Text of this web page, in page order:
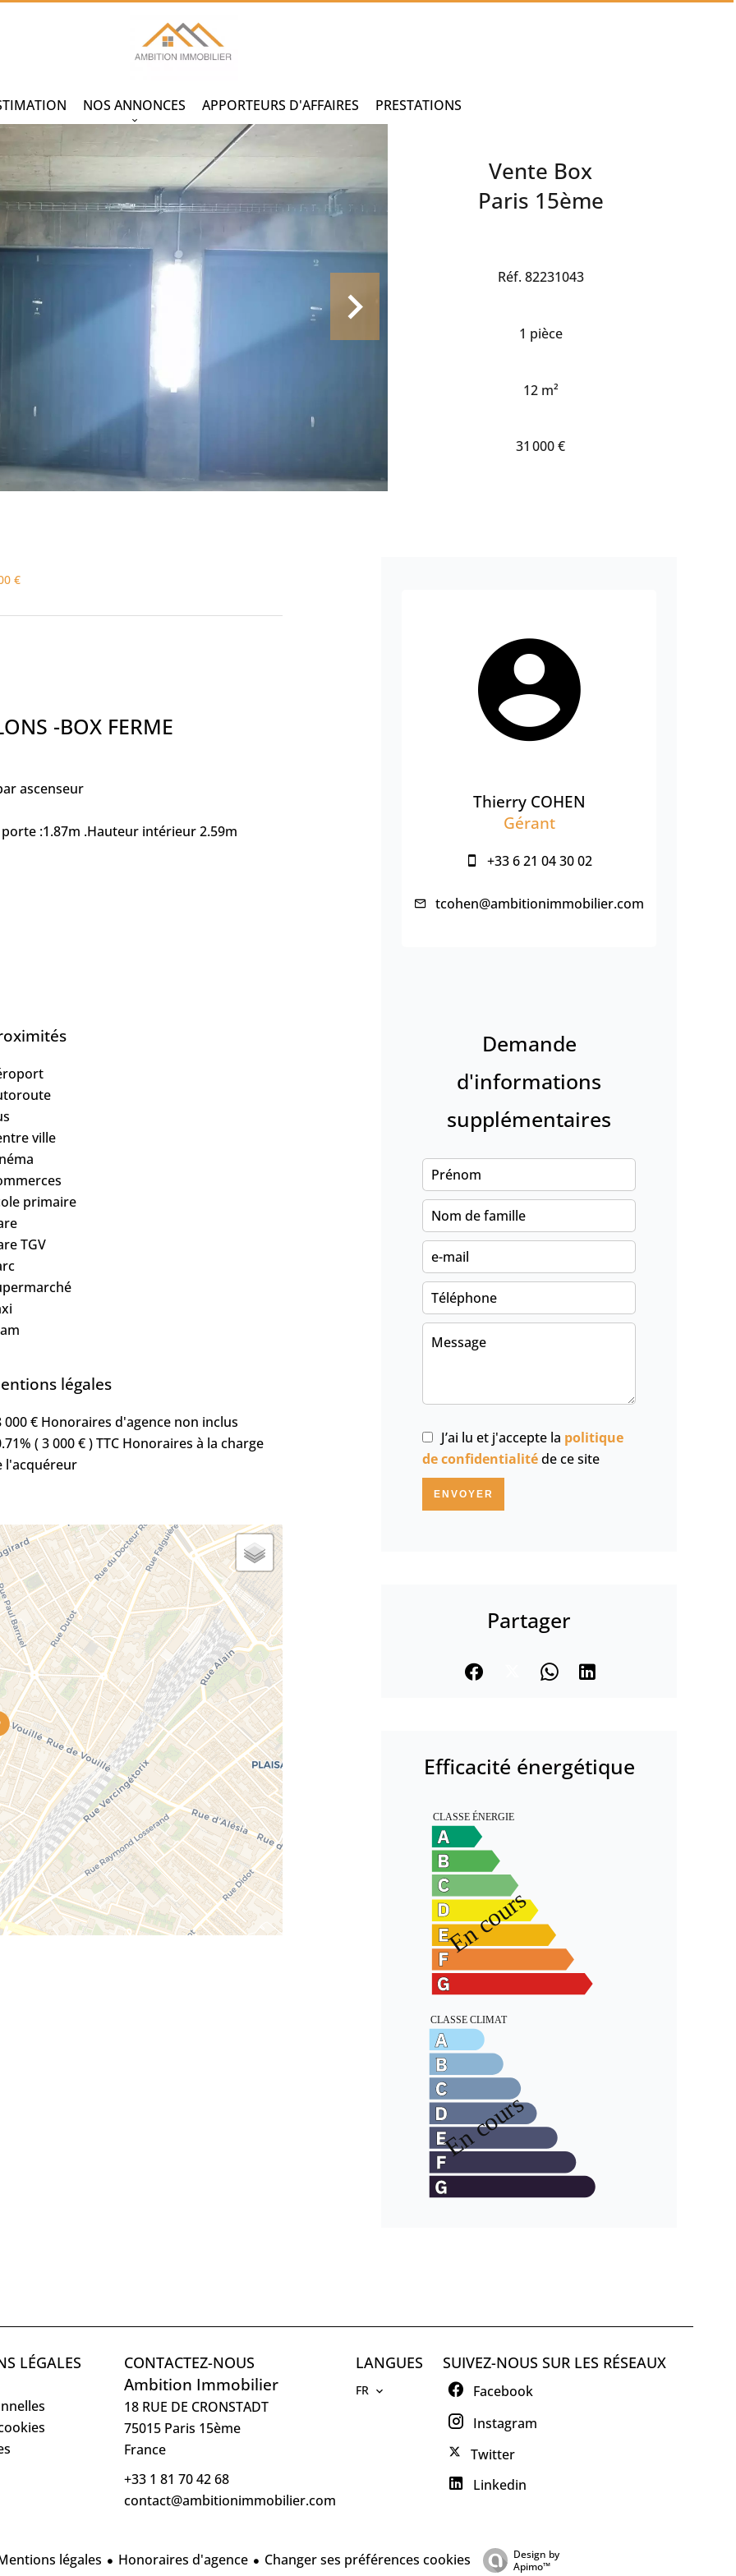
NOS ANNONCES APPORTEURS D'AFFAIRES PRESTATIONS
Vente Box
Paris 15ème
Réf. 82231043
1 pièce
12 m²
31 000 €
€
-BOX FERME
ascenseur
:1.87m .Hauteur intérieur 2.59m
ville
primaire
TGV
légales
000 € Honoraires d'agence non inclus
( 3 000 € ) TTC Honoraires à la charge
l'acquéreur
Thierry COHEN
Gérant
+33 6 21 04 30 02
tcohen@ambitionimmobilier.com
Demande
d'informations
supplémentaires
J’ai lu et j'accepte la politique
de confidentialitéde ce site
ENVOYER
Partager
Efficacité énergétique
LÉGALES CONTACTEZ-NOUS
Ambition Immobilier
18 RUE DE CRONSTADT
75015Paris 15ème
France
+33 1 81 70 42 68
contact@ambitionimmobilier.com
LANGUES
FR
SUIVEZ-NOUS SUR LES RÉSEAUX
Facebook
Instagram
Twitter
Linkedin
légales Honoraires d'agence Changer ses préférences cookies
Design by
Apimo™